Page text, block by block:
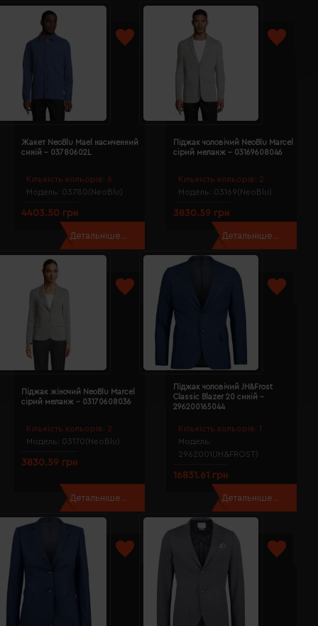
Кількість кольорів: 6
Модель: 03780(NeoBlu)
Жакет NeoBlu Mael насиченний
синій - 03780602L
4403.50 грн
Детальніше...
Кількість кольорів: 2
Модель: 03169(NeoBlu)
Піджак чоловічий NeoBlu Marcel
сірий меланж - 03169608046
3830.59 грн
Детальніше...
Кількість кольорів: 2
Модель: 03170(NeoBlu)
Піджак жіночий NeoBlu Marcel
сірий меланж - 03170608036
3830.59 грн
Детальніше...
Кількість кольорів: 1
Модель:
2962001(JH&FROST)
Піджак чоловічий JH&Frost
Classic Blazer 20 синій -
296200165044
16831.61 грн
Детальніше...